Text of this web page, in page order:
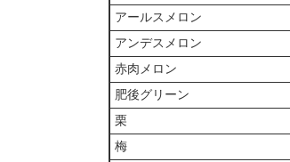
アールスメロン
アンデスメロン
赤肉メロン
肥後グリーン
栗
梅